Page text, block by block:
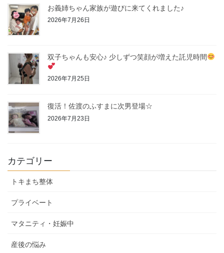
お義姉ちゃん家族が遊びに来てくれました♪
2026年7月26日
双子ちゃんも安心♪ 少しずつ笑顔が増えた託児時間
2026年7月25日
復活！佐渡のふすまに次男登場☆
2026年7月23日
カテゴリー
トキまち整体
プライベート
マタニティ・妊娠中
産後の悩み